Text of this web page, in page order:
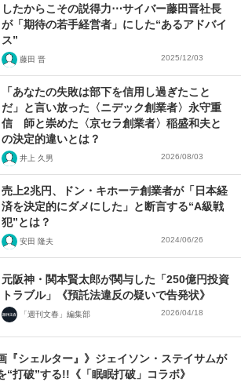
したからこその説得力⋯サイバー藤田晋社長
が「期待の若手経営者」にした“あるアドバイ
ス”
藤田 晋 2025/12/03
「あなたの失敗は部下を信用し過ぎたこと
だ」と言い放った〈ニデック創業者〉永守重
信 師と崇めた〈京セラ創業者〉稲盛和夫と
の決定的違いとは？
井上 久男 2026/08/03
売上2兆円、ドン・キホーテ創業者が「日本経
済を決定的にダメにした」と断言する“A級戦
犯”とは？
安田 隆夫 2024/06/26
元阪神・関本賢太郎が関与した「250億円投資
トラブル」《預託法違反の疑いで告発状》
「週刊文春」編集部 2026/04/18
『シェルター』》ジェイソン・ステイサムが
“打破”する!!《「眠眠打破」コラボ》